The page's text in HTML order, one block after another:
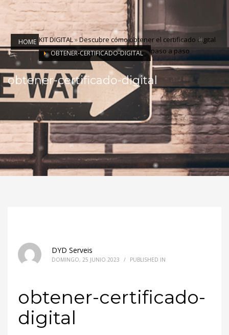
HOME KIT DIGITAL»Descubre cómo obtener el certificado digital
paso a paso
OBTENER-CERTIFICADO-DIGITAL
obtener-certificado-digital
DYD Serveis
DOMINGO, 25 JUNIO 2023 / PUBLISHED IN
obtener-certificado-
digital